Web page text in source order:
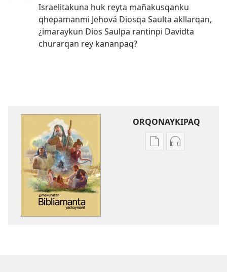
Israelitakuna huk reyta mañakusqanku
qhepamanmi Jehová Diosqa Saulta akllarqan,
¿imaraykun Dios Saulpa rantinpi Davidta
churarqan rey kananpaq?
ORQONAYKIPAQ
KaypiKaypin